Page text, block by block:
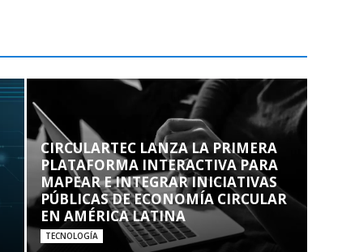
CIRCULARTEC LANZA LA PRIMERA
PLATAFORMA INTERACTIVA PARA
MAPEAR E INTEGRAR INICIATIVAS
PÚBLICAS DE ECONOMÍA CIRCULAR
EN AMÉRICA LATINA
TECNOLOGÍA